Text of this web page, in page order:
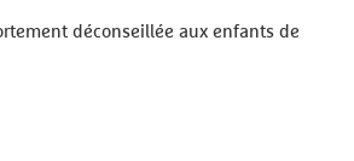
déconseillée aux enfants de